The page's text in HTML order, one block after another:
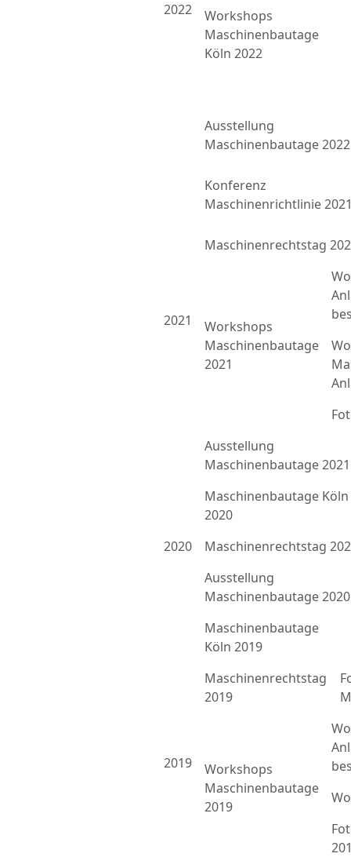
2022
Workshops
Maschinenbautage
Köln 2022
Ausstellung
Maschinenbautage 2022
2021
Konferenz
Maschinenrichtlinie
Maschinenrechtstag
Workshops
Maschinenbautage
2021
Ausstellung
Maschinenbautage 2021
2020
Maschinenbautage Köln
2020
Maschinenrechtstag
Ausstellung
Maschinenbautage 2020
2019
Maschinenbautage
Köln 2019
Maschinenrechtstag
2019
Workshops
Maschinenbautage
2019